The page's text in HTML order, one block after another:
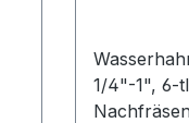
1/4"-1", 6-